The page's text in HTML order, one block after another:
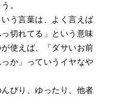
。
う言葉は、よく言えば
切れてる」という意味
使えば、「ダサいお前
か」っていうイヤなや
びり、ゆったり、他者